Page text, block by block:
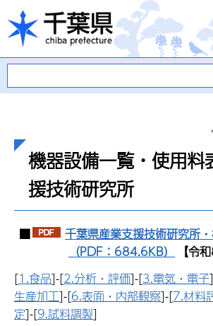
千葉県
機器設備一覧・使用料
援技術研究所
■
千葉県産業支援技術研究所
（PDF：684.6KB）
【令
[1.食品]-[2.分析・評価]-[3.電気・電子
生産加工]-[6.表面・内部観察]-[7.材料
定]-[9.試料調製]